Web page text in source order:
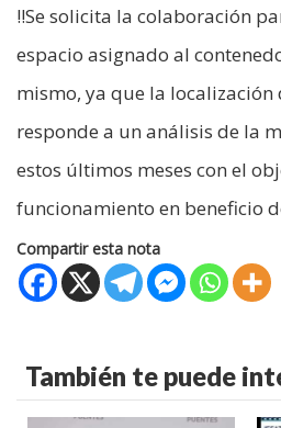
‼Se solicita la colaboración
espacio asignado al
mismo, ya que la localización
responde a un análisis de la
estos últimos meses con el
funcionamiento en beneficio
Compartir esta nota
También te puede